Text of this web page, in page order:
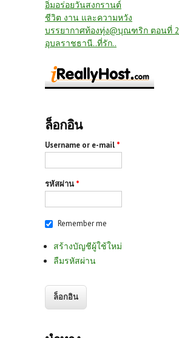
อิ่มอร่อยวันสงกรานต์
ชีวิต งาน และความหวัง
บรรยากาศท้องทุ่ง@บุณฑริก ตอนที่ 2
อุบลราชธานี..ที่รัก..
ล็อกอิน
Username or e-mail *
รหัสผ่าน *
Remember me
สร้างบัญชีผู้ใช้ใหม่
ลืมรหัสผ่าน